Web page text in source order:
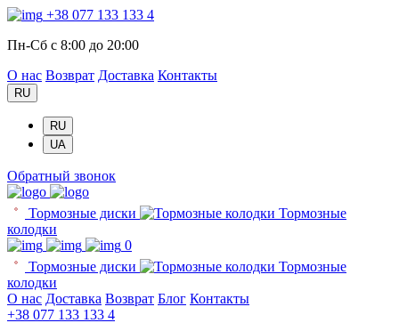
+38 077 133 133 4
Пн-Сб с 8:00 до 20:00
О нас Возврат Доставка Контакты
RU
RU
UA
Обратный звонок
Тормозные диски
Тормозные
колодки
0
Тормозные диски
Тормозные
колодки
О нас Доставка Возврат Блог Контакты
+38 077 133 133 4